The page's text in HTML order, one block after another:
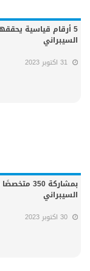
5 أرقام قياسية
السيبراني
31 اكتوبر 2023
السيبراني
30 اكتوبر 2023